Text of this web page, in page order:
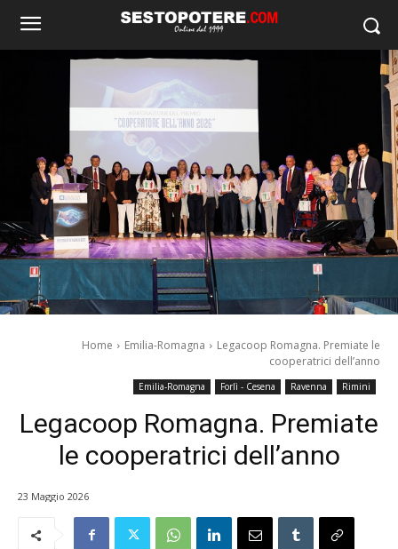
Home Emilia-Romagna
Legacoop Romagna. Premiate le
cooperatrici dell’anno
Emilia-Romagna Forlì - Cesena Ravenna Rimini
Legacoop Romagna. Premiate
le cooperatrici dell’anno
23 Maggio 2026